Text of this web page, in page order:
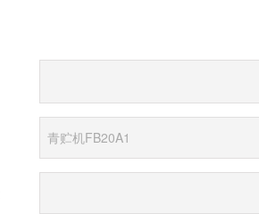
青贮机FB20A1